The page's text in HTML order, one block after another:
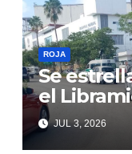
ROJA
Se
el
JUL 3, 2026